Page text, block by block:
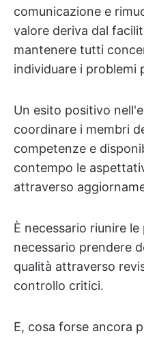
comunicazione e
valore deriva dal
mantenere tutti
individuare i problemi
Un esito positivo
coordinare i membri
competenze e
contempo le
attraverso
È necessario riunire
necessario prendere
qualità attraverso
controllo critici.
E, cosa forse ancora